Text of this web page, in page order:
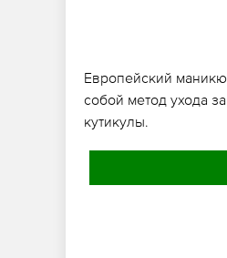
Европейский
собой метод ухода
кутикулы.